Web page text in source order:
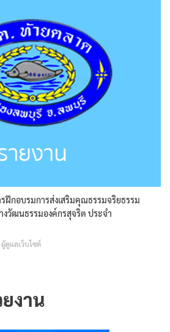
ฝึกอบรมการส่งเสริมคุณธรรมจริยธรรม
งวัฒนธรรมองค์กรสุจริต ประจำ
ผู้ดูแลเว็บไซต์
งาน